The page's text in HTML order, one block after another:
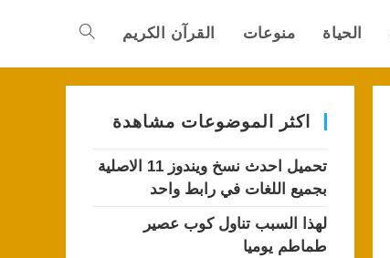
الحياة منوعات القرآن الكريم Toggle
اكثر الموضوعات مشاهدة
تحميل احدث نسخ ويندوز 11 الاصلية
بجميع اللغات في رابط واحد
لهذا السبب تناول كوب عصير
طماطم يوميا